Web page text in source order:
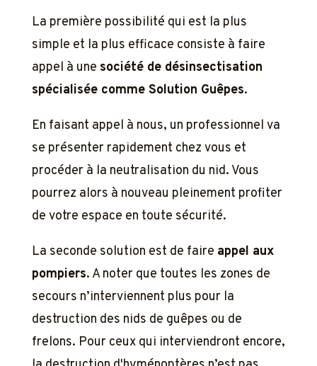
La première possibilité qui est la plus
simple et la plus efficace consiste à faire
appel à une société de désinsectisation
spécialisée comme Solution Guêpes.
En faisant appel à nous, un professionnel va
se présenter rapidement chez vous et
procéder à la neutralisation du nid. Vous
pourrez alors à nouveau pleinement profiter
de votre espace en toute sécurité.
La seconde solution est de faire appel aux
pompiers. A noter que toutes les zones de
secours n’interviennent plus pour la
destruction des nids de guêpes ou de
frelons. Pour ceux qui interviendront encore,